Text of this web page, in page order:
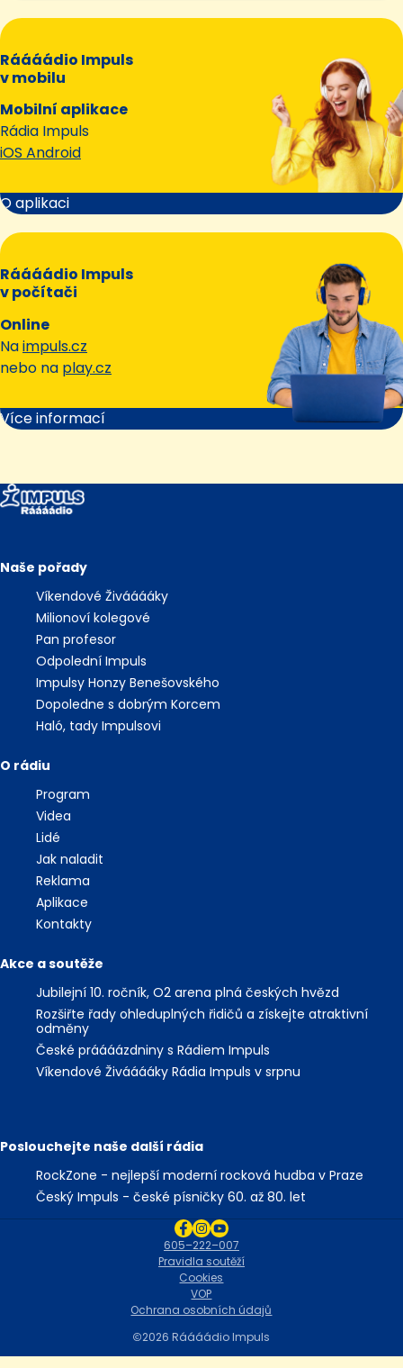
Ráááádio Impuls
v mobilu
Mobilní aplikace
Rádia Impuls
iOS Android
O aplikaci
Ráááádio Impuls
v počítači
Online
Naimpuls.cz
nebo na play.cz
Více informací
Naše pořady
Víkendové Živááááky
Milionoví kolegové
Pan profesor
Odpolední Impuls
Impulsy Honzy Benešovského
Dopoledne s dobrým Korcem
Haló, tady Impulsovi
O rádiu
Program
Videa
Lidé
Jak naladit
Reklama
Aplikace
Kontakty
Akce a soutěže
Jubilejní 10. ročník, O2 arena plná českých hvězd
Rozšiřte řady ohleduplných řidičů a získejte atraktivní
odměny
České práááázdniny s Rádiem Impuls
Víkendové Živááááky Rádia Impuls v srpnu
Poslouchejte naše další rádia
RockZone - nejlepší moderní rocková hudba v Praze
Český Impuls - české písničky 60. až 80. let
2026 Ráááádio Impuls
Ochrana osobních údajů
VOP
Cookies
Pravidla soutěží
605–222–007